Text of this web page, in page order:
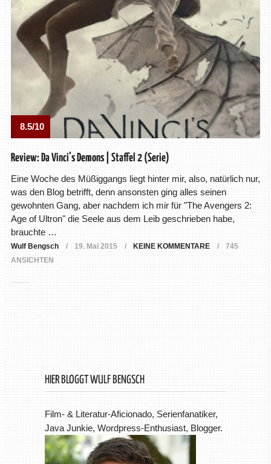
8.5/10
Review: Da Vinci’s Demons | Staffel 2 (Serie)
Eine Woche des Müßiggangs liegt hinter mir, also, natürlich nur,
was den Blog betrifft, denn ansonsten ging alles seinen
gewohnten Gang, aber nachdem ich mir für "The Avengers 2:
Age of Ultron" die Seele aus dem Leib geschrieben habe,
brauchte …
Wulf Bengsch 19. Mai 2015 KEINE KOMMENTARE
745
ANSICHTEN
HIER BLOGGT WULF BENGSCH
Film- & Literatur-Aficionado, Serienfanatiker,
Java Junkie, Wordpress-Enthusiast, Blogger.